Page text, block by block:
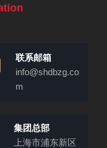
联系邮箱
info@shdbzg.co
m
集团总部
上海市浦东新区